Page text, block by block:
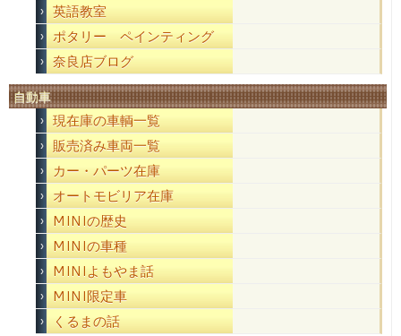
英語教室
ポタリー ペインティング
奈良店ブログ
自動車
現在庫の車輌一覧
販売済み車両一覧
カー・パーツ在庫
オートモビリア在庫
MINIの歴史
MINIの車種
MINIよもやま話
MINI限定車
くるまの話